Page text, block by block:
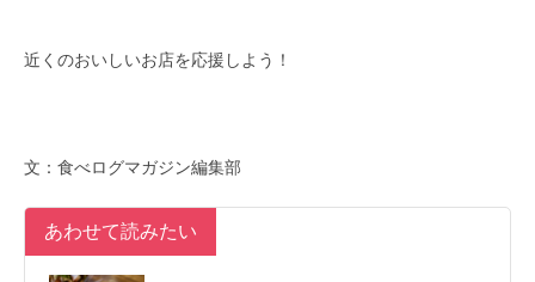
近くのおいしいお店を応援しよう！
文：食べログマガジン編集部
あわせて読みたい